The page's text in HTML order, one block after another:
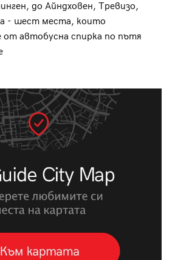
до Айндховен, Тревизо,
- шест места, които
от автобусна спирка по пътя